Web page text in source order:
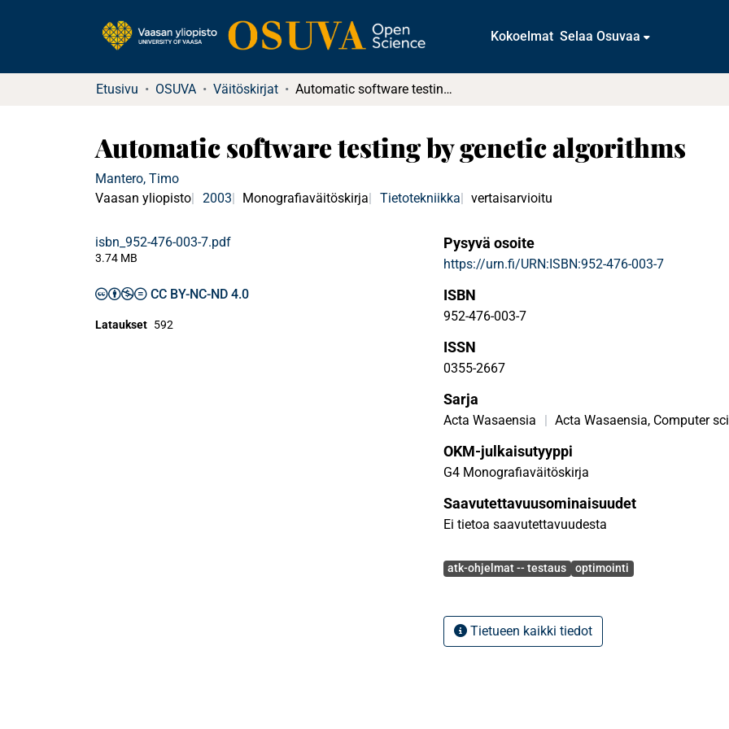
Kokoelmat Selaa Osuvaa
Etusivu OSUVA Väitöskirjat Automatic software testing by genetic algorithms
Automatic software testing by genetic algorithms
Mantero, Timo
Vaasan yliopisto
2003 Monografiaväitöskirja Tietotekniikka vertaisarvioitu
isbn_952-476-003-7.pdf
3.74 MB
CC BY-NC-ND 4.0
Lataukset 592
Pysyvä osoite
https://urn.fi/URN:ISBN:952-476-003-7
ISBN
952-476-003-7
ISSN
0355-2667
Sarja
Acta Wasaensia | Acta Wasaensia, Computer
OKM-julkaisutyyppi
G4 Monografiaväitöskirja
Saavutettavuusominaisuudet
Ei tietoa saavutettavuudesta
Avainsanat
atk-ohjelmat -- testaus optimointi
Tietueen kaikki tiedot